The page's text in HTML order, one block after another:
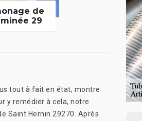
de
29
tout à fait en état, montre
y remédier à cela, notre
Saint Hernin 29270. Après